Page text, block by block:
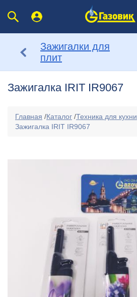
Зажигалки для
плит
Зажигалка IRIT IR9067
Главная /Каталог /Техника для кухни
Зажигалка IRIT IR9067